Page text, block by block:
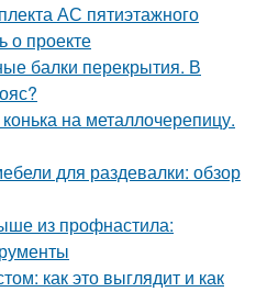
АС пятиэтажного
о проекте
балки перекрытия. В
на металлочерепицу.
для раздевалки: обзор
из профнастила:
как это выглядит и как